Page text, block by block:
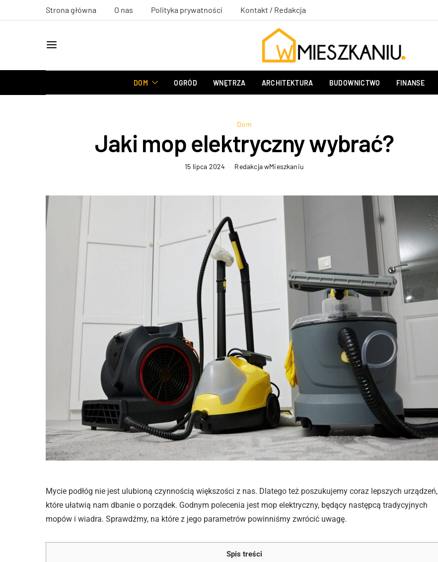
Strona główna O nas Polityka prywatności Kontakt / Redakcja
DOM OGRÓD WNĘTRZA ARCHITEKTURA BUDOWNICTWO FINANSE
Dom
Jaki mop elektryczny wybrać?
15 lipca 2024 Redakcja wMieszkaniu
Mycie podłóg nie jest ulubioną czynnością większości z nas. Dlatego też poszukujemy coraz lepszych urządzeń,
które ułatwią nam dbanie o porządek. Godnym polecenia jest mop elektryczny, będący następcą tradycyjnych
mopów i wiadra. Sprawdźmy, na które z jego parametrów powinniśmy zwrócić uwagę.
Spis treści